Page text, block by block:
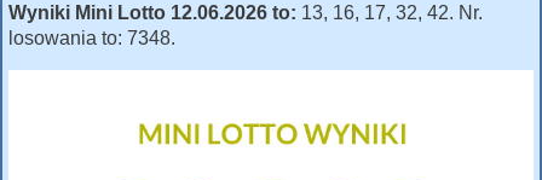
Wyniki Mini Lotto 12.06.2026 to: 13, 16, 17, 32, 42. Nr.
losowania to: 7348.